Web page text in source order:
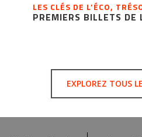
LES CLÉS DE L’ÉCO,
PREMIERS BILLETS DE
EXPLOREZ TOUS